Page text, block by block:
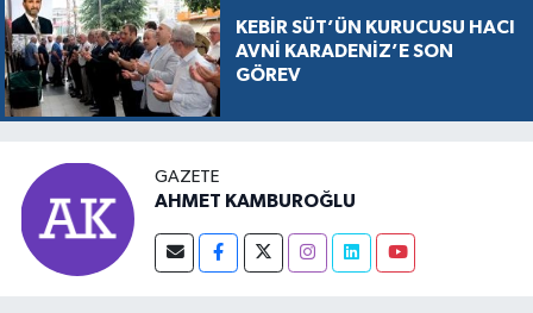
KEBİR SÜT’ÜN KURUCUSU HACI
AVNİ KARADENİZ’E SON
GÖREV
GAZETE
AHMET KAMBUROĞLU